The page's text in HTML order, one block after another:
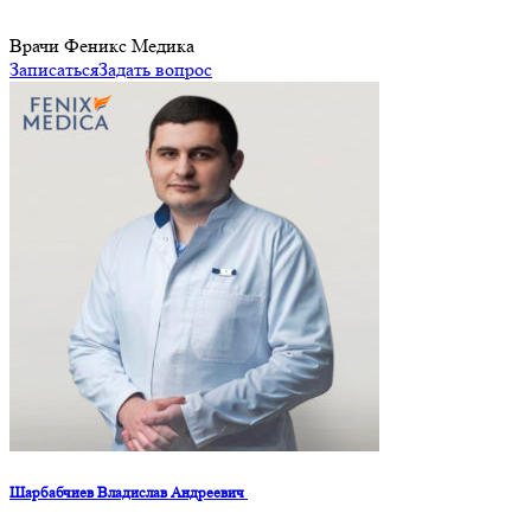
Врачи Феникс Медика
ЗаписатьсяЗадать вопрос
Шарбабчиев Владислав Андреевич